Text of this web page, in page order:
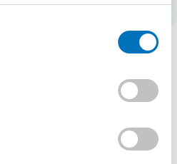
Hitta hit
Hitta hit